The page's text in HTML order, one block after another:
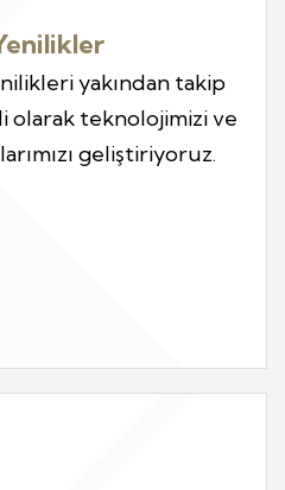
yakından takip
olarak teknolojimizi ve
geliştiriyoruz.